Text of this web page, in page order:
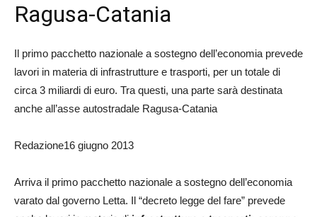
Ragusa-Catania
Il primo pacchetto nazionale a sostegno dell’economia prevede
lavori in materia di infrastrutture e trasporti, per un totale di
circa 3 miliardi di euro. Tra questi, una parte sarà destinata
anche all’asse autostradale Ragusa-Catania
Redazione16 giugno 2013
Arriva il primo pacchetto nazionale a sostegno dell’economia
varato dal governo Letta. Il “decreto legge del fare” prevede